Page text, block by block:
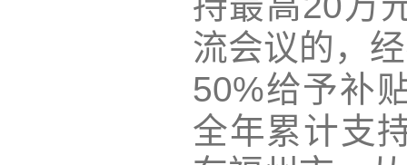
流会议的，
50%给予补
全年累计支